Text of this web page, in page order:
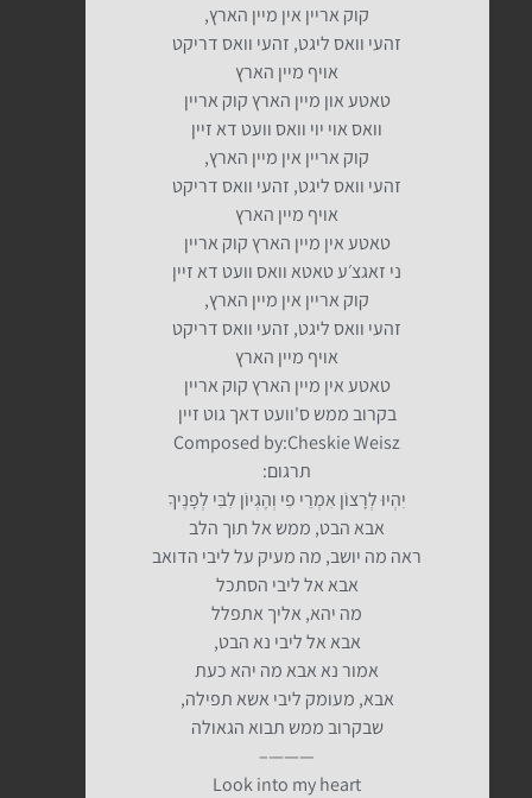
קוק אריין אין מיין הארץ,
זהעי וואס ליגט, זהעי וואס דריקט
אויף מיין הארץ
טאטע און מיין הארץ קוק אריין
וואס אוי יוי וואס וועט דא זיין
קוק אריין אין מיין הארץ,
זהעי וואס ליגט, זהעי וואס דריקט
אויף מיין הארץ
טאטע אין מיין הארץ קוק אריין
ני זאגצ׳ע טאטא וואס וועט דא זיין
קוק אריין אין מיין הארץ,
זהעי וואס ליגט, זהעי וואס דריקט
אויף מיין הארץ
טאטע אין מיין הארץ קוק אריין
בקרוב ממש ס'וועט דאך גוט זיין
Composed by:Cheskie Weisz
תרגום:
יִהְיוּ לְרָצוֹן אִמְרֵי פִי וְהֶגְיוֹן לִבִּי לְפָנֶיךָ⁠
אבא הבט, ממש אל תוך הלב
ראה מה יושב, מה מעיק על ליבי הדואב
אבא אל ליבי הסתכל
מה יהא, אליך אתפלל
אבא אל ליבי נא הבט,
אמור נא אבא מה יהא כעת
אבא, מעומק ליבי אשא תפילה,
שבקרוב ממש תבוא הגאולה
———–
Look into my heart